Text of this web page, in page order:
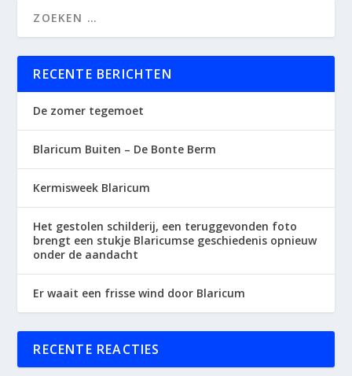
RECENTE BERICHTEN
De zomer tegemoet
Blaricum Buiten – De Bonte Berm
Kermisweek Blaricum
Het gestolen schilderij, een teruggevonden foto
brengt een stukje Blaricumse geschiedenis opnieuw
onder de aandacht
Er waait een frisse wind door Blaricum
RECENTE REACTIES